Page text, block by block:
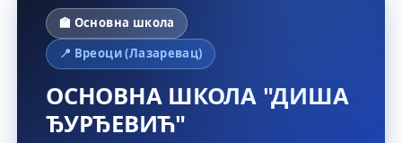
🏫 Основна школа
📍 Вреоци (Лазаревац)
ОСНОВНА ШКОЛА "ДИША
ЂУРЂЕВИЋ"